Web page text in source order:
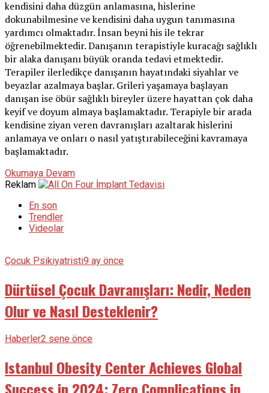
kendisini daha düzgün anlamasına, hislerine
dokunabilmesine ve kendisini daha uygun tanımasına
yardımcı olmaktadır. İnsan beyni his ile tekrar
öğrenebilmektedir. Danışanın terapistiyle kuracağı sağlıklı
bir alaka danışanı büyük oranda tedavi etmektedir.
Terapiler ilerledikçe danışanın hayatındaki siyahlar ve
beyazlar azalmaya başlar. Grileri yaşamaya başlayan
danışan ise öbür sağlıklı bireyler üzere hayattan çok daha
keyif ve doyum almaya başlamaktadır. Terapiyle bir arada
kendisine ziyan veren davranışları azaltarak hislerini
anlamaya ve onları o nasıl yatıştırabileceğini kavramaya
başlamaktadır.
Okumaya Devam
Reklam
En son
Trendler
Videolar
Çocuk Psikiyatristi9 ay önce
Dürtüsel Çocuk Davranışları: Nedir, Neden
Olur ve Nasıl Desteklenir?
Haberler2 sene önce
Istanbul Obesity Center Achieves Global